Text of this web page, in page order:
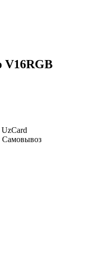
V16RGB
Самовывоз